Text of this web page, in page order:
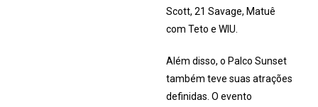
Scott, 21 Savage, Matuê
com Teto e WIU.
Além disso, o Palco Sunset
também teve suas atrações
definidas. O evento